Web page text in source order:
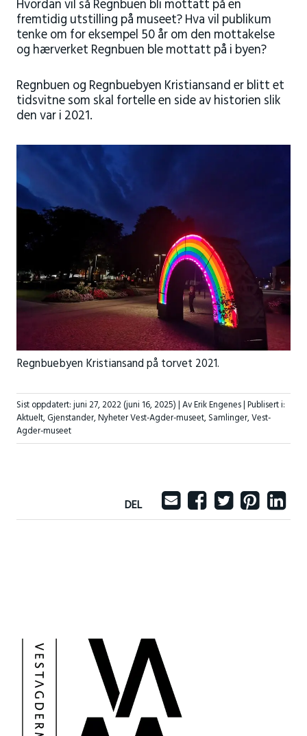
Hvordan vil så Regnbuen bli mottatt på en
fremtidig utstilling på museet? Hva vil publikum
tenke om for eksempel 50 år om den mottakelse
og hærverket Regnbuen ble mottatt på i byen?
Regnbuen og Regnbuebyen Kristiansand er blitt et
tidsvitne som skal fortelle en side av historien slik
den var i 2021.
Regnbuebyen Kristiansand på torvet 2021.
Sist oppdatert:juni 27, 2022(juni 16, 2025)| Av Erik Engenes |Publisert i:
Aktuelt,Gjenstander,Nyheter Vest-Agder-museet,Samlinger,Vest-
Agder-museet
DEL